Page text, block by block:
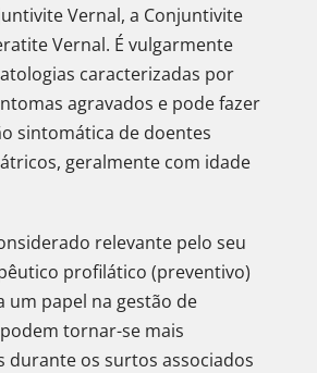
Vernal, a Conjuntivite
Vernal. É vulgarmente
caracterizadas por
agravados e pode fazer
sintomática de doentes
geralmente com idade
relevante pelo seu
profilático (preventivo)
um papel na gestão de
tornar-se mais
durante os surtos associados